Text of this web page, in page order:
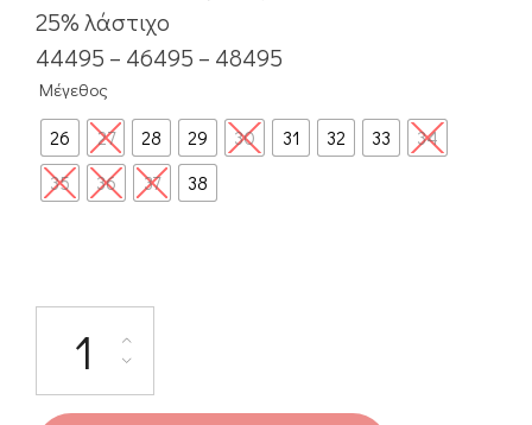
25% λάστιχο
44495 – 46495 – 48495
Μέγεθος
26 27 28 29 30 31 32 33
34
35
36 37 38